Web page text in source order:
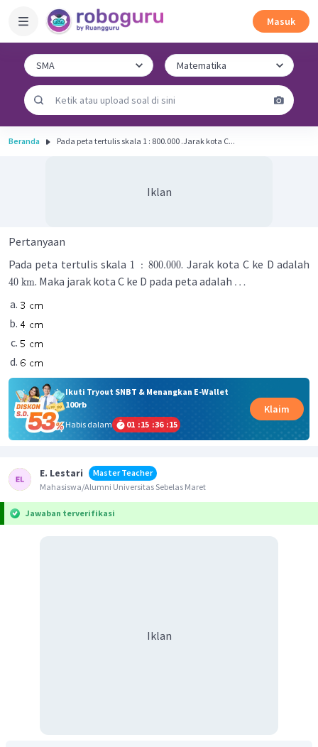
Masuk
Beranda Pada peta tertulis skala 1 : 800.000 .Jarak kota C...
Iklan
Pertanyaan
Pada peta tertulis skala 1 : 800.000. Jarak kota C ke D adalah
40 km. Maka jarak kota C ke D pada peta adalah …
Ikuti Tryout SNBT & Menangkan E-Wallet
100rb
Habis dalam
01 :15 :36 :15
Klaim
E. Lestari
Master Teacher
Mahasiswa/Alumni Universitas Sebelas Maret
Jawaban terverifikasi
Iklan